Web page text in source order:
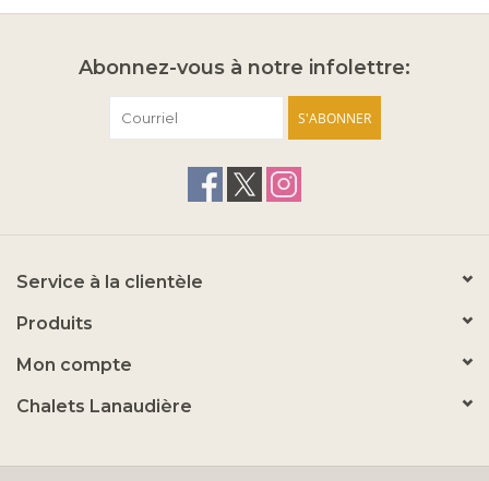
Abonnez-vous à notre infolettre:
S'ABONNER
Service à la clientèle
Produits
Mon compte
Chalets Lanaudière